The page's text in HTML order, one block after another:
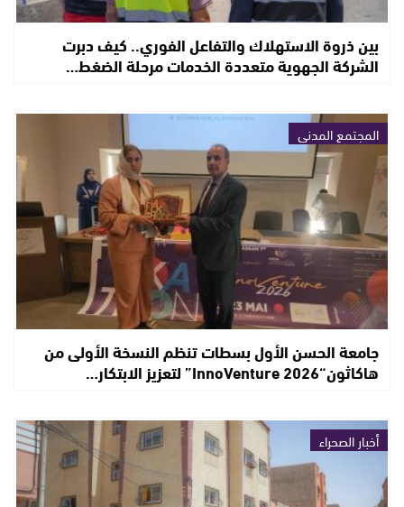
بين ذروة الاستهلاك والتفاعل الفوري.. كيف دبرت
الشركة الجهوية متعددة الخدمات مرحلة الضغط…
المجتمع المدني
جامعة الحسن الأول بسطات تنظم النسخة الأولى من
هاكاثون“InnoVenture 2026” لتعزيز الابتكار…
أخبار الصحراء